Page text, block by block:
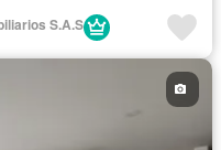
S.A.S